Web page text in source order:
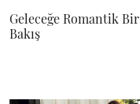
Geleceğe Romantik Bir
Bakış